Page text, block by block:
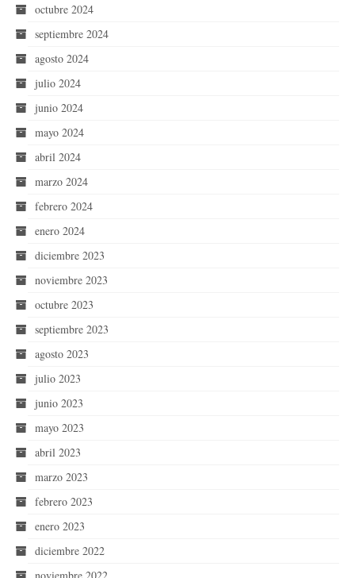
octubre 2024
septiembre 2024
agosto 2024
julio 2024
junio 2024
mayo 2024
abril 2024
marzo 2024
febrero 2024
enero 2024
diciembre 2023
noviembre 2023
octubre 2023
septiembre 2023
agosto 2023
julio 2023
junio 2023
mayo 2023
abril 2023
marzo 2023
febrero 2023
enero 2023
diciembre 2022